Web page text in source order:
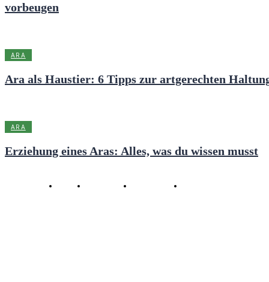
vorbeugen
ARA
Ara als Haustier: 6 Tipps zur artgerechten
ARA
Erziehung eines Aras: Alles, was du wissen musst
Suche
Impressum Datenschutz